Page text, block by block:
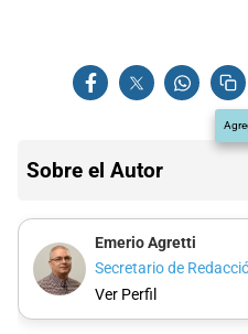
Sobre el Autor
Emerio Agretti
Secretario de
Ver Perfil